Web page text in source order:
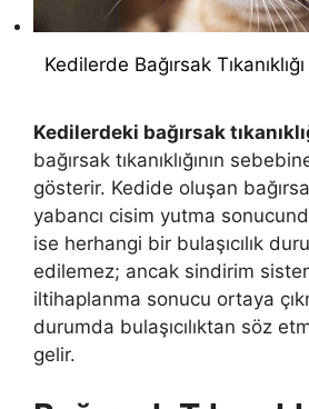
Kedilerde Bağırsak Tıkanıklığı
Kedilerdeki bağırsak
bağırsak tıkanıklığının
gösterir. Kedide oluşan bağırsak
yabancı cisim yutma
ise herhangi bir bulaşıcılık
edilemez; ancak sindirim
iltihaplanma sonucu ortaya
durumda bulaşıcılıktan söz
gelir.